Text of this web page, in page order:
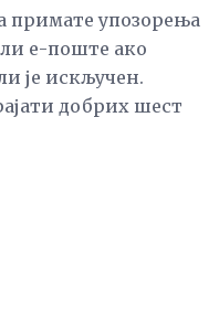
примате упозорења
е-поште ако
је искључен.
добрих шест